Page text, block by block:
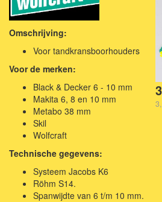
Omschrijving:
Voor tandkransboorhouders
Voor de merken:
Black & Decker 6 - 10 mm
Makita 6, 8 en 10 mm
Metabo 38 mm
Skil
Wolfcraft
Technische gegevens:
Systeem Jacobs K6
Röhm S14.
Spanwijdte van 6 t/m 10 mm.